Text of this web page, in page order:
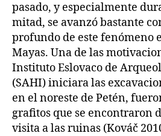
pasado, y especialmente
mitad, se avanzó bastante
profundo de este fenómeno
Mayas. Una de las
Instituto Eslovaco de
(SAHI) iniciara las
en el noreste de Petén,
grafitos que se encontraron
visita a las ruinas (Kováč